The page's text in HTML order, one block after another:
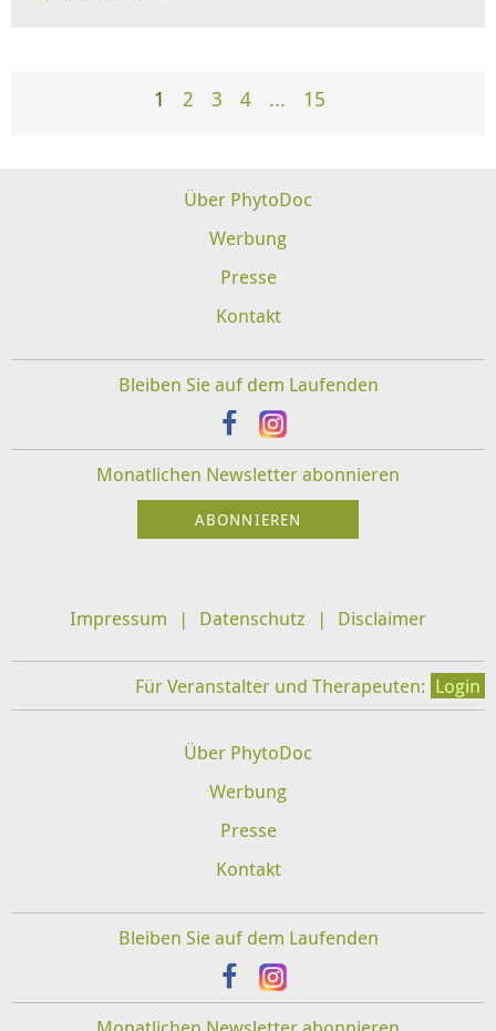
1 2 3 4 ... 15
Über PhytoDoc
Werbung
Presse
Kontakt
Bleiben Sie auf dem Laufenden
Monatlichen Newsletter abonnieren
Impressum Datenschutz Disclaimer
Für Veranstalter und Therapeuten: Login
Über PhytoDoc
Werbung
Presse
Kontakt
Bleiben Sie auf dem Laufenden